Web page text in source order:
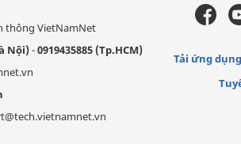
thông VietNamNet
Nội)-0919435885 (Tp.HCM)
Tải ứng dụng